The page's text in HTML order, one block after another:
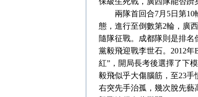
兩隊首回合7月5日第10
態，進行至倒數第2輪，廣
隨隊征戰。成都隊則是排名
黨毅飛迎戰李世石。2012
紅”，開局長考後選擇了下
毅飛似乎大傷腦筋，至23
右突先手治孤，幾次脫先藝